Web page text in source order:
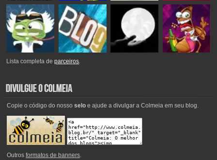
Lista completa deparceiros.
Copie o código do nosso seloe ajude a divulgar a Colmeia em seu blog.
Outros formatos de banners.